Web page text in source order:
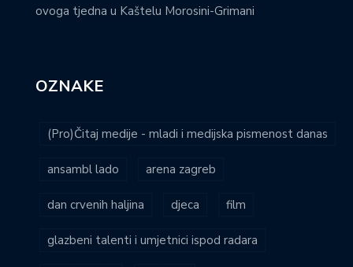
ovoga tjedna u Kaštelu Morosini-Grimani
OZNAKE
(Pro)Čitaj medije - mladi i medijska pismenost danas
ansambl lado arena zagreb
dan crvenih haljina djeca film
glazbeni talenti i umjetnici ispod radara